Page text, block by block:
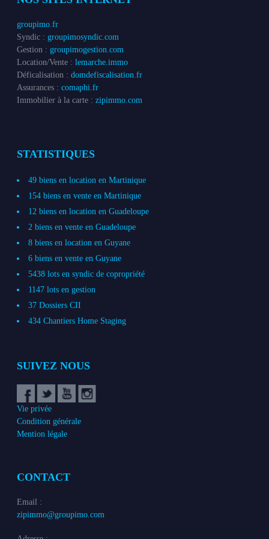
groupimo.fr
Syndic :groupimosyndic.com
Gestion :groupimogestion.com
Location/Vente :lemarche.immo
Déficalisation :domdefiscalisation.fr
Assurances :comaphi.fr
Immobilier à la carte :zipimmo.com
STATISTIQUES
49 biens en location en Martinique
154 biens en vente en Martinique
12 biens en location en Guadeloupe
2 biens en vente en Guadeloupe
8 biens en location en Guyane
6 biens en vente en Guyane
5438 lots en syndic de copropriété
1147 lots en gestion
37 Dossiers CII
434 Chantiers Home Staging
SUIVEZ NOUS
Vie privée
Condition générale
Mention légale
CONTACT
Email :
zipimmo@groupimo.com